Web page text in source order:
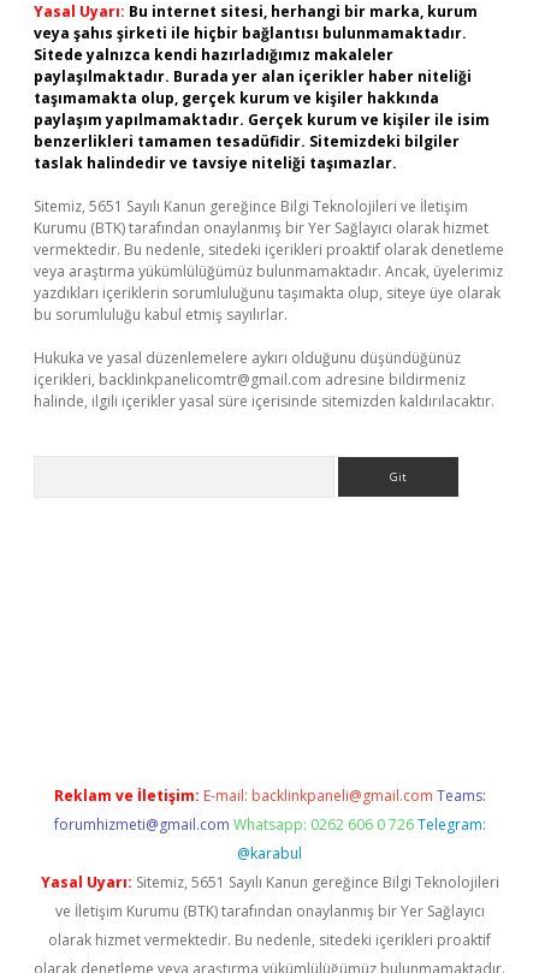
Yasal Uyarı: Bu internet sitesi, herhangi bir marka, kurum
veya şahıs şirketi ile hiçbir bağlantısı bulunmamaktadır.
Sitede yalnızca kendi hazırladığımız makaleler
paylaşılmaktadır. Burada yer alan içerikler haber niteliği
taşımamakta olup, gerçek kurum ve kişiler hakkında
paylaşım yapılmamaktadır. Gerçek kurum ve kişiler ile isim
benzerlikleri tamamen tesadüfidir. Sitemizdeki bilgiler
taslak halindedir ve tavsiye niteliği taşımazlar.
Sitemiz, 5651 Sayılı Kanun gereğince Bilgi Teknolojileri ve İletişim
Kurumu (BTK) tarafından onaylanmış bir Yer Sağlayıcı olarak hizmet
vermektedir. Bu nedenle, sitedeki içerikleri proaktif olarak denetleme
veya araştırma yükümlülüğümüz bulunmamaktadır. Ancak, üyelerimiz
yazdıkları içeriklerin sorumluluğunu taşımakta olup, siteye üye olarak
bu sorumluluğu kabul etmiş sayılırlar.
Hukuka ve yasal düzenlemelere aykırı olduğunu düşündüğünüz
içerikleri, backlinkpanelicomtr@gmail.com adresine bildirmeniz
halinde, ilgili içerikler yasal süre içerisinde sitemizden kaldırılacaktır.
Reklam ve İletişim: E-mail: backlinkpaneli@gmail.com Teams:
forumhizmeti@gmail.com Whatsapp: 0262 606 0 726 Telegram:
@karabul
Yasal Uyarı: Sitemiz, 5651 Sayılı Kanun gereğince Bilgi Teknolojileri
ve İletişim Kurumu (BTK) tarafından onaylanmış bir Yer Sağlayıcı
olarak hizmet vermektedir. Bu nedenle, sitedeki içerikleri proaktif
olarak denetleme veya araştırma yükümlülüğümüz bulunmamaktadır.